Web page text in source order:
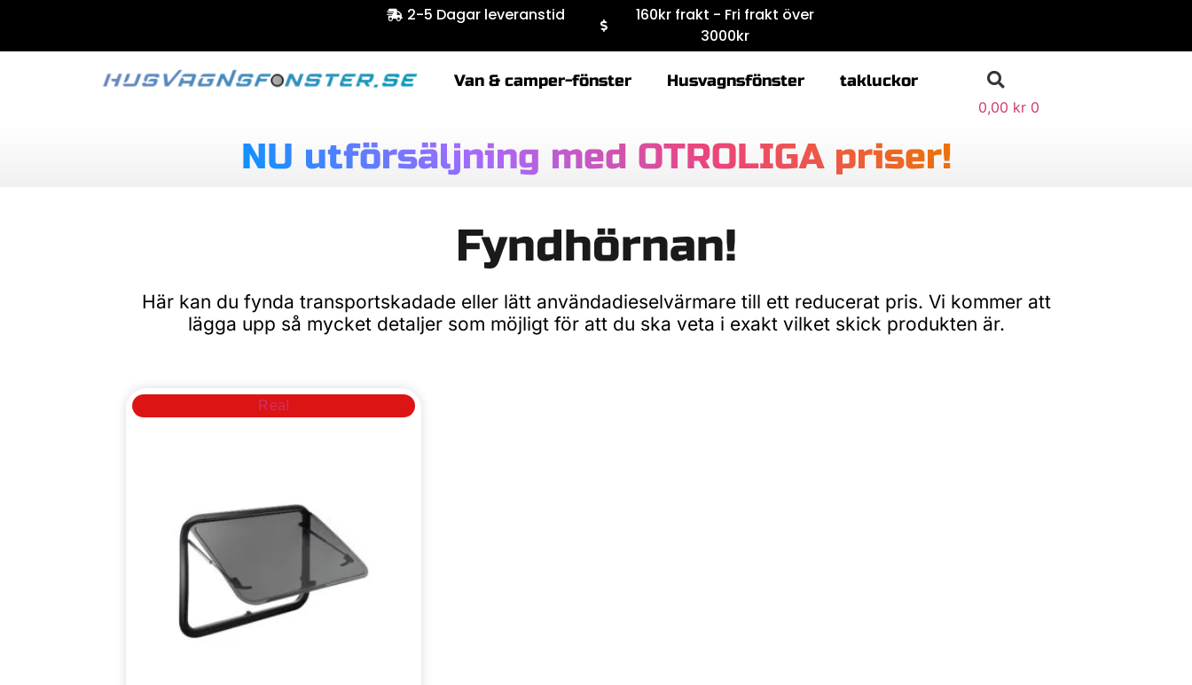
2-5 Dagar leveranstid
160kr frakt - Fri frakt över
3000kr
Van & camper-fönster Husvagnsfönster takluckor
0,00 kr 0
NU utförsäljning med OTROLIGA priser!
Fyndhörnan!
Här kan du fynda transportskadade eller lätt användadieselvärmare till ett reducerat pris. Vi kommer att
lägga upp så mycket detaljer som möjligt för att du ska veta i exakt vilket skick produkten är.
Rea!